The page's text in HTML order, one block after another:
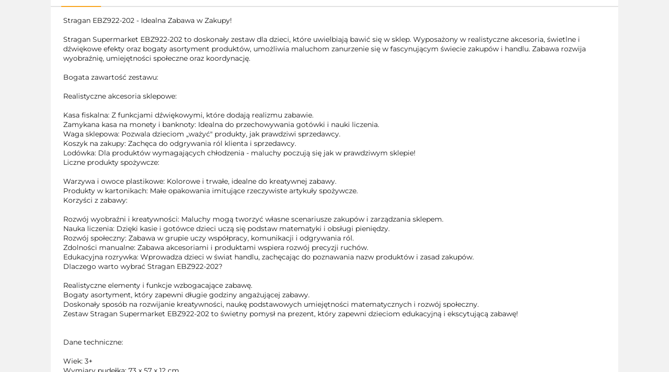
Stragan EBZ922-202 - Idealna Zabawa w Zakupy!
Stragan Supermarket EBZ922-202 to doskonały zestaw dla dzieci, które uwielbiają bawić się w sklep. Wyposażony w realistyczne akcesoria, świetlne i
dźwiękowe efekty oraz bogaty asortyment produktów, umożliwia maluchom zanurzenie się w fascynującym świecie zakupów i handlu. Zabawa rozwija
wyobraźnię, umiejętności społeczne oraz koordynację.
Bogata zawartość zestawu:
Realistyczne akcesoria sklepowe:
Kasa fiskalna: Z funkcjami dźwiękowymi, które dodają realizmu zabawie.
Zamykana kasa na monety i banknoty: Idealna do przechowywania gotówki i nauki liczenia.
Waga sklepowa: Pozwala dzieciom „ważyć" produkty, jak prawdziwi sprzedawcy.
Koszyk na zakupy: Zachęca do odgrywania ról klienta i sprzedawcy.
Lodówka: Dla produktów wymagających chłodzenia - maluchy poczują się jak w prawdziwym sklepie!
Liczne produkty spożywcze:
Warzywa i owoce plastikowe: Kolorowe i trwałe, idealne do kreatywnej zabawy.
Produkty w kartonikach: Małe opakowania imitujące rzeczywiste artykuły spożywcze.
Korzyści z zabawy:
Rozwój wyobraźni i kreatywności: Maluchy mogą tworzyć własne scenariusze zakupów i zarządzania sklepem.
Nauka liczenia: Dzięki kasie i gotówce dzieci uczą się podstaw matematyki i obsługi pieniędzy.
Rozwój społeczny: Zabawa w grupie uczy współpracy, komunikacji i odgrywania ról.
Zdolności manualne: Zabawa akcesoriami i produktami wspiera rozwój precyzji ruchów.
Edukacyjna rozrywka: Wprowadza dzieci w świat handlu, zachęcając do poznawania nazw produktów i zasad zakupów.
Dlaczego warto wybrać Stragan EBZ922-202?
Realistyczne elementy i funkcje wzbogacające zabawę.
Bogaty asortyment, który zapewni długie godziny angażującej zabawy.
Doskonały sposób na rozwijanie kreatywności, naukę podstawowych umiejętności matematycznych i rozwój społeczny.
Zestaw Stragan Supermarket EBZ922-202 to świetny pomysł na prezent, który zapewni dzieciom edukacyjną i ekscytującą zabawę!
Dane techniczne:
Wiek: 3+